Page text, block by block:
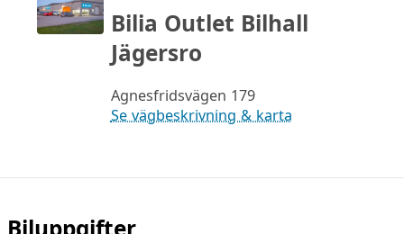
Bilia Outlet Bilhall
Jägersro
Agnesfridsvägen 179
Se vägbeskrivning & karta
Biluppgifter